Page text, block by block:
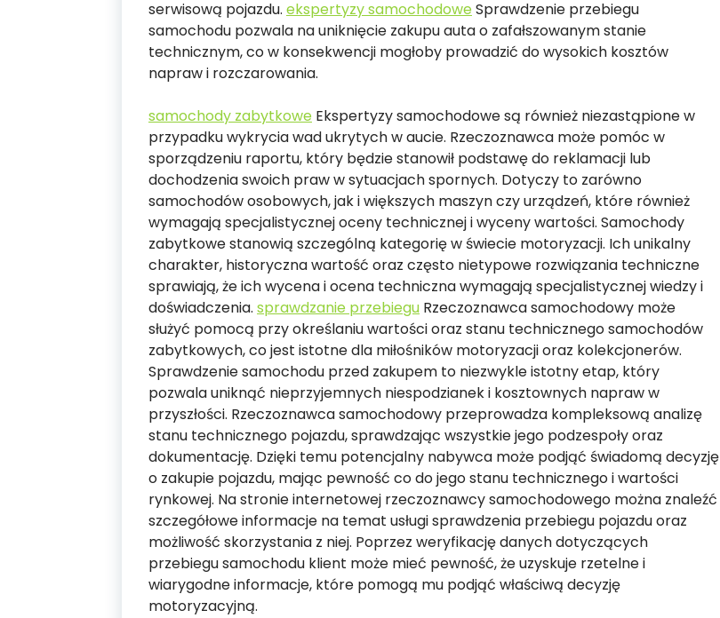
serwisową pojazdu. ekspertyzy samochodoweSprawdzenie przebiegu
samochodu pozwala na uniknięcie zakupu auta o zafałszowanym stanie
technicznym, co w konsekwencji mogłoby prowadzić do wysokich kosztów
napraw i rozczarowania.
samochody zabytkowe Ekspertyzy samochodowe są również niezastąpione w
przypadku wykrycia wad ukrytych w aucie. Rzeczoznawca może pomóc w
sporządzeniu raportu, który będzie stanowił podstawę do reklamacji lub
dochodzenia swoich praw w sytuacjach spornych. Dotyczy to zarówno
samochodów osobowych, jak i większych maszyn czy urządzeń, które również
wymagają specjalistycznej oceny technicznej i wyceny wartości. Samochody
zabytkowe stanowią szczególną kategorię w świecie motoryzacji. Ich unikalny
charakter, historyczna wartość oraz często nietypowe rozwiązania techniczne
sprawiają, że ich wycena i ocena techniczna wymagają specjalistycznej wiedzy i
doświadczenia. sprawdzanie przebiegu Rzeczoznawca samochodowy może
służyć pomocą przy określaniu wartości oraz stanu technicznego samochodów
zabytkowych, co jest istotne dla miłośników motoryzacji oraz kolekcjonerów.
Sprawdzenie samochodu przed zakupem to niezwykle istotny etap, który
pozwala uniknąć nieprzyjemnych niespodzianek i kosztownych napraw w
przyszłości. Rzeczoznawca samochodowy przeprowadza kompleksową analizę
stanu technicznego pojazdu, sprawdzając wszystkie jego podzespoły oraz
dokumentację. Dzięki temu potencjalny nabywca może podjąć świadomą decyzję
o zakupie pojazdu, mając pewność co do jego stanu technicznego i wartości
rynkowej. Na stronie internetowej rzeczoznawcy samochodowego można znaleźć
szczegółowe informacje na temat usługi sprawdzenia przebiegu pojazdu oraz
możliwość skorzystania z niej. Poprzez weryfikację danych dotyczących
przebiegu samochodu klient może mieć pewność, że uzyskuje rzetelne i
wiarygodne informacje, które pomogą mu podjąć właściwą decyzję
motoryzacyjną.